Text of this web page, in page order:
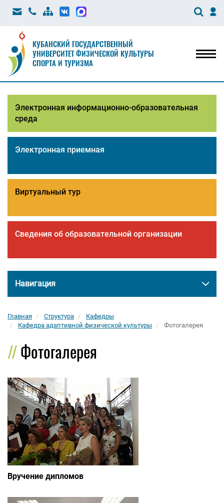
КУБАНСКИЙ ГОСУДАРСТВЕННЫЙ
УНИВЕРСИТЕТ ФИЗИЧЕСКОЙ КУЛЬТУРЫ
СПОРТА И ТУРИЗМА
Электронная информационно-образовательная
среда
Электронная приемная
Виртуальный тур
Сведения об образовательной организации
Навигация
Главная Структура
Кафедры
Кафедра адаптивной физической культуры
Фотогалерея
Фотогалерея
Вручение дипломов